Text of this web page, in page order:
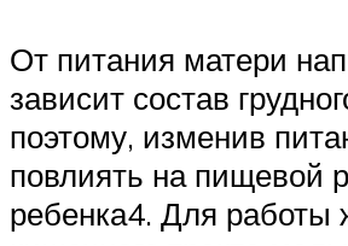
От питания матери
зависит состав
поэтому, изменив
повлиять на пищевой
ребенка4. Для работы